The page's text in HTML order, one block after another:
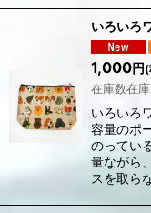
いろいろ
1,000円
在庫数在庫
いろいろ
容量のポ
のってい
量ながら
スを取ら